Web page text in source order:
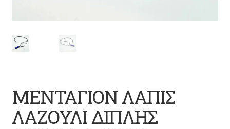
ΜΕΝΤΑΓΙΟΝ ΛΑΠΙΣ
ΛΑΖΟΥΛΙ ΔΙΠΛΗΣ